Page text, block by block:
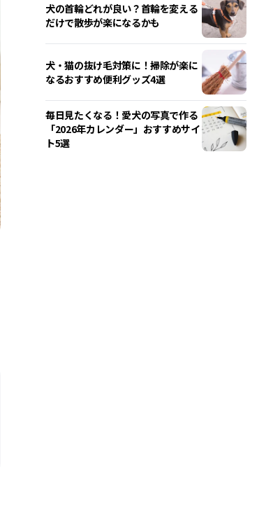
犬の首輪どれが良い？首輪を変える
だけで散歩が楽になるかも
犬・猫の抜け毛対策に！掃除が楽に
なるおすすめ便利グッズ4選
毎日見たくなる！愛犬の写真で作る
「2026年カレンダー」おすすめサイ
ト5選